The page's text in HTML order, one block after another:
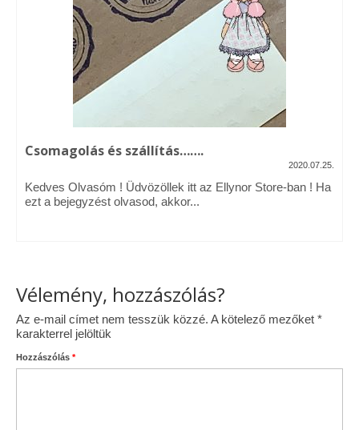
Vásárok, ahol velem is találkozhattál…
Alapanyagok, kellékek
A termékek tisztítása
Ellynor története
Adatkezelési tájékoztató
Általános Szerződési Feltételek
Csomagolás és szállítás…….
2020.07.25.
Kedves Olvasóm ! Üdvözöllek itt az Ellynor Store-ban ! Ha
ezt a bejegyzést olvasod, akkor...
Vélemény, hozzászólás?
Az e-mail címet nem tesszük közzé. A kötelező mezőket *
karakterrel jelöltük
Hozzászólás *